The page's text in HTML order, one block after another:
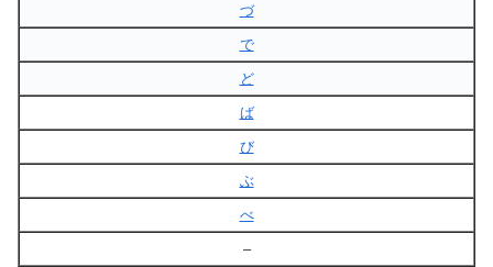
づ
で
ど
ば
び
ぶ
べ
–